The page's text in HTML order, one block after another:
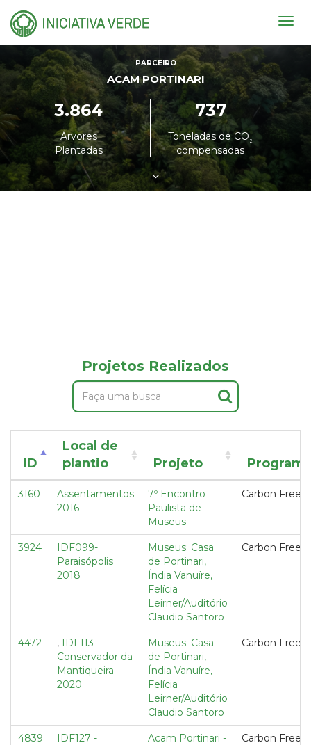
PARCEIRO
ACAM PORTINARI
3.864
Árvores
Plantadas
737
Toneladas de CO²
compensadas
Projetos Realizados
ID
Local de
plantio
Projeto
3160
Assentamentos
2016
7º Encontro
Paulista de
Museus
Carbon Free
3924
IDF099-
Paraisópolis
2018
Museus: Casa
de Portinari,
Índia Vanuíre,
Felícia
Leirner/Auditório
Claudio Santoro
Carbon Free
4472 , IDF113 -
Conservador da
Mantiqueira
2020
Museus: Casa
de Portinari,
Índia Vanuíre,
Felícia
Leirner/Auditório
Claudio Santoro
Carbon Free
4839
IDF127 -
Acam Portinari -
Carbon Free